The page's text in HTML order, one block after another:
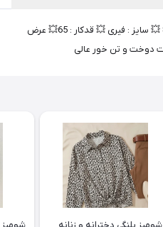
💥تیشرت باکسی چاپی 💥 کد : #80308 💥 سایز : فیری 💥 قدکار : 65💥 عرض